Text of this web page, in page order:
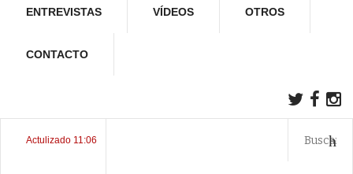
ENTREVISTAS VÍDEOS OTROS
CONTACTO
Actulizado 11:06